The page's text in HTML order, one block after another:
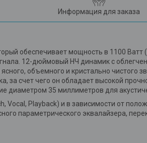
Информация для заказа
обеспечивает мощность в 1100 Ватт
12-дюймовый НЧ динамик с
объемного и кристально чистого
за счет чего он обладает высокой
диаметром 35 миллиметров для
Vocal, Playback) и в зависимости от
параметрического эквалайзера,